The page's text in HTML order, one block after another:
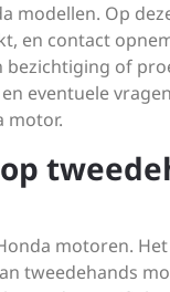
Op
en contact
of
eventuele
motor.
motoren.
tweedehands